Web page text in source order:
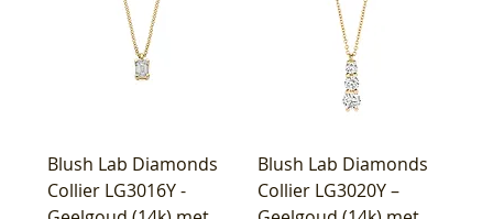
Blush Lab Diamonds
Collier LG3016Y -
Blush Lab Diamonds
Collier LG3020Y –